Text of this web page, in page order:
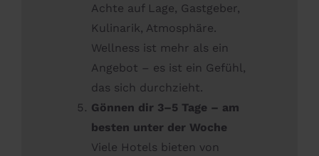
Achte auf Lage, Gastgeber,
Kulinarik, Atmosphäre.
Wellness ist mehr als ein
Angebot – es ist ein Gefühl,
das sich durchzieht.
Gönnen dir 3–5 Tage – am
besten unter der Woche
Viele Hotels bieten von